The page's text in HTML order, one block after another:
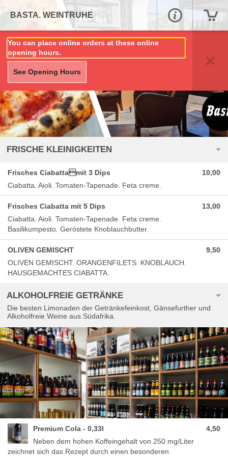
BASTA. WEINTRUHE
You can place online orders at these online
opening hours.
See Opening Hours
FRISCHE KLEINIGKEITEN
Frisches Ciabattamit 3 Dips
Ciabatta. Aioli. Tomaten-Tapenade. Feta creme.
10,00
Frisches Ciabatta mit 5 Dips
Ciabatta. Aioli. Tomaten-Tapenade. Feta creme.
Basilikumpesto. Geröstete Knoblauchbutter.
13,00
OLIVEN GEMISCHT
OLIVEN GEMISCHT. ORANGENFILETS. KNOBLAUCH.
HAUSGEMACHTES CIABATTA.
9,50
ALKOHOLFREIE GETRÄNKE
Die besten Limonaden der Getränkefeinkost, Gänsefurther und
Alkoholfreie Weine aus Südafrika.
Premium Cola - 0,33l
Neben dem hohen Koffeingehalt von 250 mg/Liter
zeichnet sich das Rezept durch einen besonderen
4,50